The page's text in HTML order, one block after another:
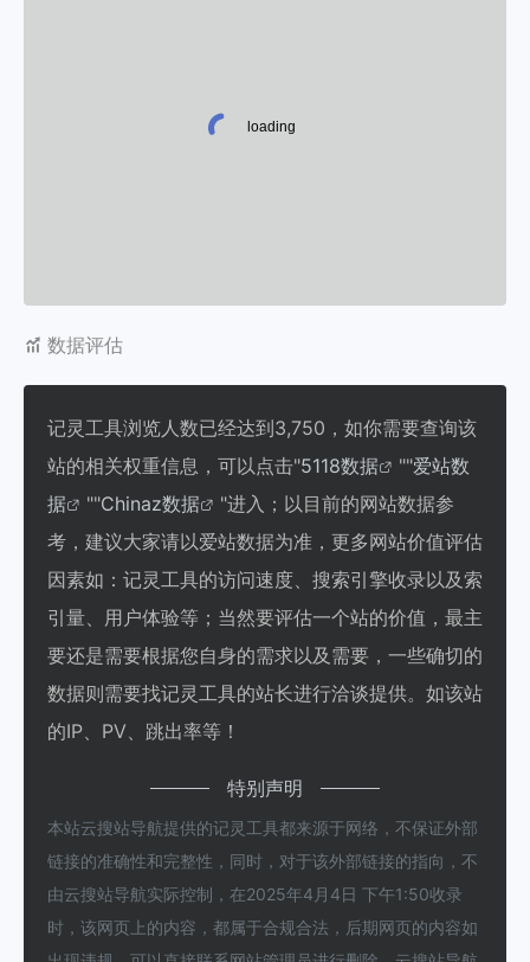
数据评估
记灵工具浏览人数已经达到3,750，如你需要查询该
站的相关权重信息，可以点击"5118数据 ""爱站数
据
""Chinaz数据
"进入；以目前的网站数据参
考，建议大家请以爱站数据为准，更多网站价值评估
因素如：记灵工具的访问速度、搜索引擎收录以及索
引量、用户体验等；当然要评估一个站的价值，最主
要还是需要根据您自身的需求以及需要，一些确切的
数据则需要找记灵工具的站长进行洽谈提供。如该站
的IP、PV、跳出率等！
特别声明
本站云搜站导航提供的记灵工具都来源于网络，不保证外部
链接的准确性和完整性，同时，对于该外部链接的指向，不
由云搜站导航实际控制，在2025年4月4日 下午1:50收录
时，该网页上的内容，都属于合规合法，后期网页的内容如